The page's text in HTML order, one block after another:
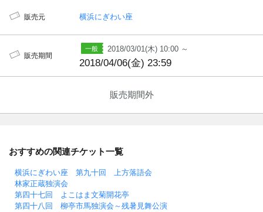
販売元 横浜にぎわい座
販売期間
2018/03/01(木) 10:00 ～
2018/04/06(金) 23:59
販売期間外
おすすめの関連チケット一覧
横浜にぎわい座 第九十回 上方落語会
林家正蔵独演会
第四十七回 よこはま文菊開花亭
第四十八回 柳亭市馬独演会～残暑見舞公演